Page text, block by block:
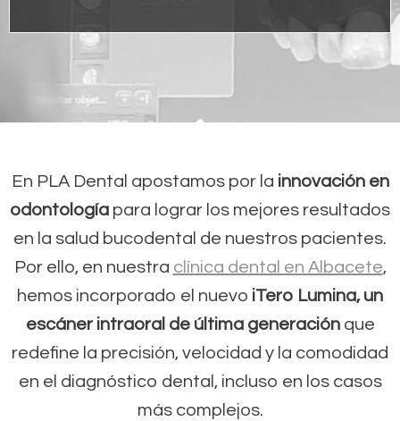
En PLA Dental apostamos por la innovación en
odontología para lograr los mejores resultados
en la salud bucodental de nuestros pacientes.
Por ello, en nuestra clínica dental en Albacete,
hemos incorporado el nuevo iTero Lumina, un
escáner intraoral de última generaciónque
redefine la precisión, velocidad y la comodidad
en el diagnóstico dental, incluso en los casos
más complejos.